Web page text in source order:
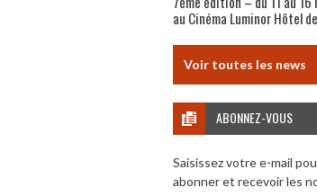
au Cinéma Luminor Hôtel
Voir toutes les news
ABONNEZ-VOUS
Saisissez votre e-mail
abonner et recevoir les